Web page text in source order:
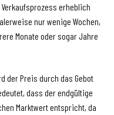
erheblich
nur wenige Wochen,
Monate oder sogar Jahre
der Preis durch das Gebot
dass der endgültige
Marktwert entspricht, da